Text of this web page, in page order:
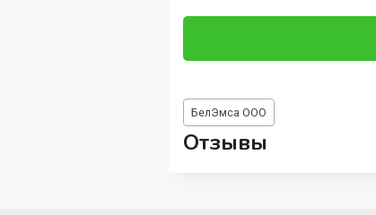
Метки
записи:
БелЭмса ООО
Отзывы